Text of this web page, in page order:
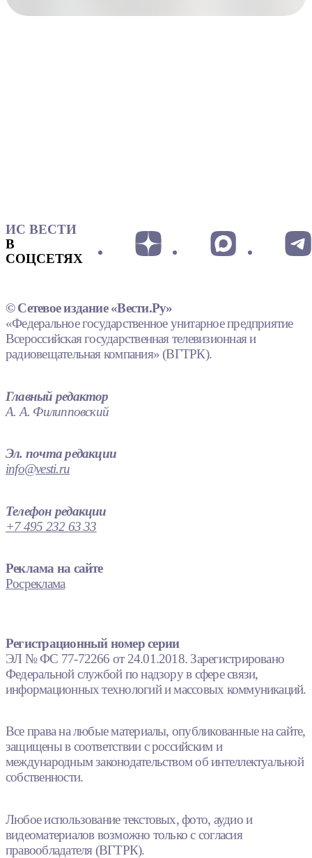
ИС ВЕСТИ
В
СОЦСЕТЯХ
© Сетевое издание «Вести.Ру»
«Федеральное государственное унитарное предприятие
Всероссийская государственная телевизионная и
радиовещательная компания» (ВГТРК).
Главный редактор
А. А. Филипповский
Эл. почта редакции
info@vesti.ru
Телефон редакции
+7 495 232 63 33
Реклама на сайте
Росреклама
Регистрационный номер серии
ЭЛ № ФС 77-72266 от 24.01.2018. Зарегистрировано
Федеральной службой по надзору в сфере связи,
информационных технологий и массовых коммуникаций.
Все права на любые материалы, опубликованные на сайте,
защищены в соответствии с российским и
международным законодательством об интеллектуальной
собственности.
Любое использование текстовых, фото, аудио и
видеоматериалов возможно только с согласия
правообладателя (ВГТРК).